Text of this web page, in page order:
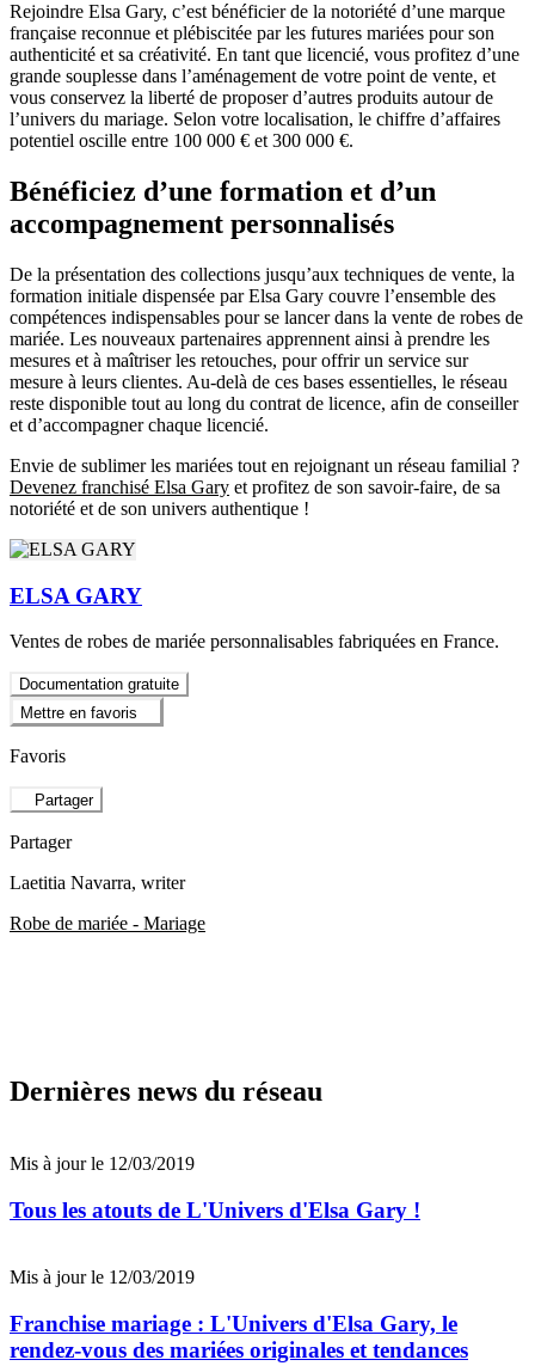
Rejoindre Elsa Gary, c’est bénéficier de la notoriété d’une marque
française reconnue et plébiscitée par les futures mariées pour son
authenticité et sa créativité. En tant que licencié, vous profitez d’une
grande souplesse dans l’aménagement de votre point de vente, et
vous conservez la liberté de proposer d’autres produits autour de
l’univers du mariage. Selon votre localisation, le chiffre d’affaires
potentiel oscille entre 100 000 € et 300 000 €.
Bénéficiez d’une formation et d’un
accompagnement personnalisés
De la présentation des collections jusqu’aux techniques de vente, la
formation initiale dispensée par Elsa Gary couvre l’ensemble des
compétences indispensables pour se lancer dans la vente de robes de
mariée. Les nouveaux partenaires apprennent ainsi à prendre les
mesures et à maîtriser les retouches, pour offrir un service sur
mesure à leurs clientes. Au-delà de ces bases essentielles, le réseau
reste disponible tout au long du contrat de licence, afin de conseiller
et d’accompagner chaque licencié.
Envie de sublimer les mariées tout en rejoignant un réseau familial ?
Devenez franchisé Elsa Gary et profitez de son savoir-faire, de sa
notoriété et de son univers authentique !
ELSA GARY
Ventes de robes de mariée personnalisables fabriquées en France.
Documentation gratuite
Mettre en favoris
Favoris
Partager
Partager
Laetitia Navarra, writer
Robe de mariée - Mariage
Dernières news du réseau
Mis à jour le 12/03/2019
Tous les atouts de L'Univers d'Elsa Gary !
Mis à jour le 12/03/2019
Franchise mariage : L'Univers d'Elsa Gary, le
rendez-vous des mariées originales et tendances